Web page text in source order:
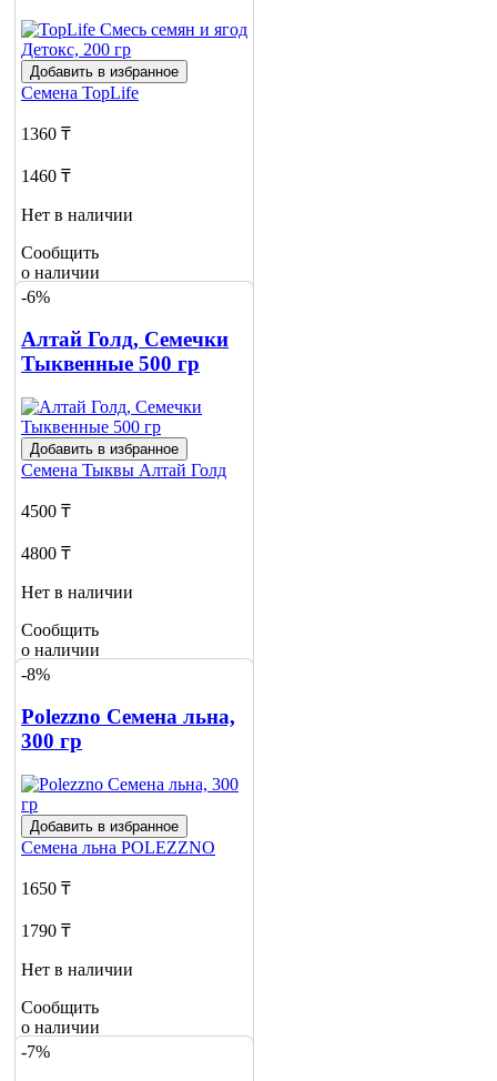
Добавить в избранное
Семена TopLife
1360 ₸
1460 ₸
Нет в наличии
Сообщить
о наличии
1
-6%
Алтай Голд, Семечки
Тыквенные 500 гр
Добавить в избранное
Семена Тыквы Алтай Голд
4500 ₸
4800 ₸
Нет в наличии
Сообщить
о наличии
-8%
Polezzno Семена льна,
300 гр
Добавить в избранное
Семена льна POLEZZNO
1650 ₸
1790 ₸
Нет в наличии
Сообщить
о наличии
-7%